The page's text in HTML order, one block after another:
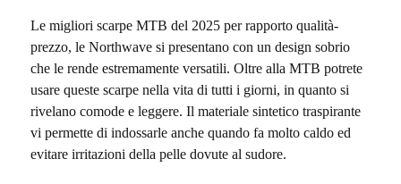
Le migliori scarpe MTB del 2025 per rapporto qualità-
prezzo, le Northwave si presentano con un design sobrio
che le rende estremamente versatili. Oltre alla MTB potrete
usare queste scarpe nella vita di tutti i giorni, in quanto si
rivelano comode e leggere. Il materiale sintetico traspirante
vi permette di indossarle anche quando fa molto caldo ed
evitare irritazioni della pelle dovute al sudore.